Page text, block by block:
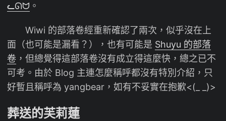
ᓚᘏᗢ 。
Wiwi 的部落卷經重新確認了兩次，似乎沒在上
面（也可能是漏看？），也有可能是 Shuyu 的部落
卷 ，但總覺得這部落卷沒有成立得這麼快，總之已不
可考。由於 Blog 主連怎麼稱呼都沒有特別介紹，只
好暫且稱呼為 yangbear，如有不妥實在抱歉<(_ _)>
葬送的芙莉蓮